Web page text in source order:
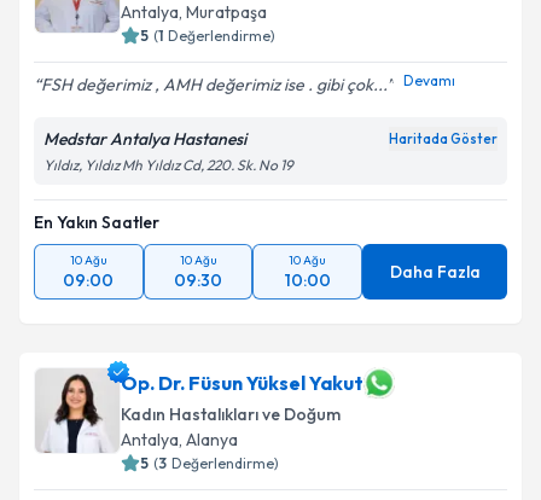
Antalya, Muratpaşa
5 (1 Değerlendirme)
FSH değerimiz , AMH değerimiz ise . gibi çok... Devamı
Medstar Antalya Hastanesi Haritada Göster
Yıldız, Yıldız Mh Yıldız Cd, 220. Sk. No 19
En Yakın Saatler
10 Ağu
09:00
10 Ağu
09:30
10 Ağu
10:00 Daha Fazla
Op. Dr. Füsun Yüksel Yakut
Kadın Hastalıkları ve Doğum
Antalya, Alanya
5 (3 Değerlendirme)